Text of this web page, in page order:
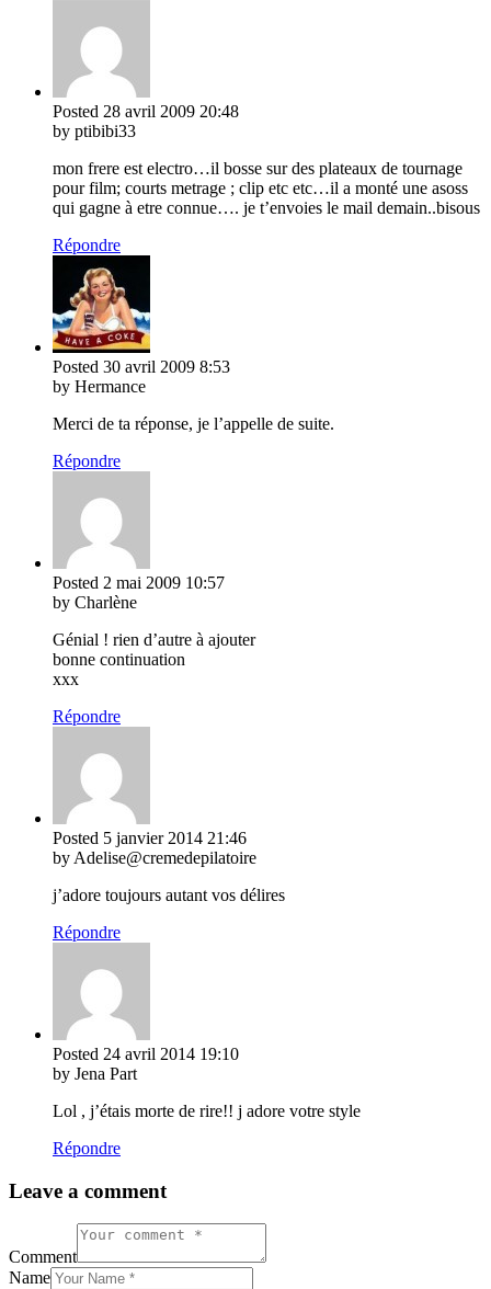
Posted 28 avril 2009 20:48
by ptibibi33
mon frere est electro…il bosse sur des plateaux de tournage
pour film; courts metrage ; clip etc etc…il a monté une asoss
qui gagne à etre connue…. je t’envoies le mail demain..bisous
Répondre
Posted 30 avril 2009 8:53
by Hermance
Merci de ta réponse, je l’appelle de suite.
Répondre
Posted 2 mai 2009 10:57
by Charlène
Génial ! rien d’autre à ajouter
bonne continuation
xxx
Répondre
Posted 5 janvier 2014 21:46
by Adelise@cremedepilatoire
j’adore toujours autant vos délires
Répondre
Posted 24 avril 2014 19:10
by Jena Part
Lol , j’étais morte de rire!! j adore votre style
Répondre
Leave a comment
Comment
Name